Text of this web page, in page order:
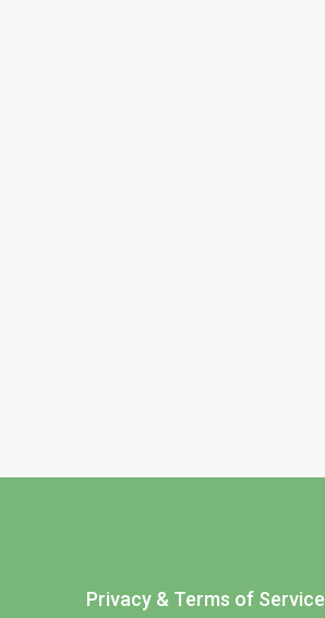
Privacy & Terms of Service